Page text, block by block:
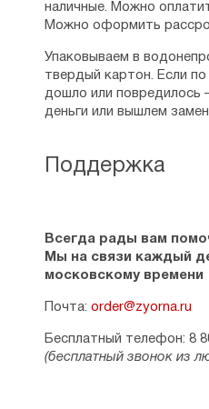
Поддержка
Всегда рады вам
Мы на связи каждый
московскому времени
Почта: order@zyorna.ru
Бесплатный телефон: 8
(бесплатный звонок из
наличные. Можно
Можно оформить
Упаковываем в
твердый картон. Если
дошло или повредилось
деньги или вышлем